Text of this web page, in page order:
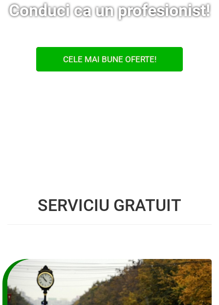
Conduci ca un profesionist!
CELE MAI BUNE OFERTE!
SERVICIU GRATUIT